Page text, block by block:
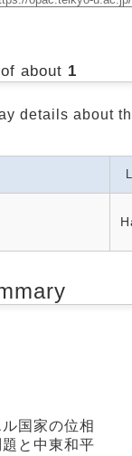
of about 1
details about
国家の位相
と中東和平